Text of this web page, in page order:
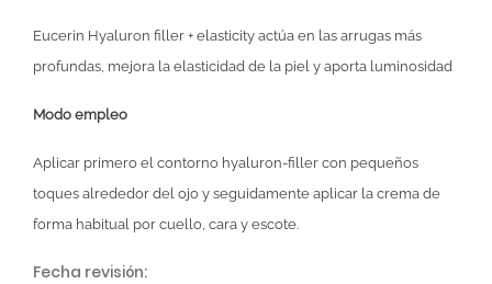
Eucerin Hyaluron filler + elasticity actúa en las arrugas más
profundas, mejora la elasticidad de la piel y aporta luminosidad
Modo empleo
Aplicar primero el contorno hyaluron-filler con pequeños
toques alrededor del ojo y seguidamente aplicar la crema de
forma habitual por cuello, cara y escote.
Fecha revisión: